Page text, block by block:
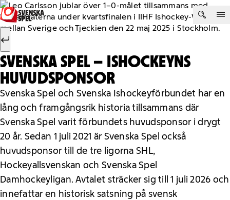
Hoppa till innehåll
Sök efter:
SVENSKA SPEL – ISHOCKEYNS
HUVUDSPONSOR
Svenska Spel och Svenska Ishockeyförbundet har en
lång och framgångsrik historia tillsammans där
Svenska Spel varit förbundets huvudsponsor i drygt
20 år. Sedan 1 juli 2021 är Svenska Spel också
huvudsponsor till de tre ligorna SHL,
Hockeyallsvenskan och Svenska Spel
Damhockeyligan. Avtalet sträcker sig till 1 juli 2026 och
innefattar en historisk satsning på svensk